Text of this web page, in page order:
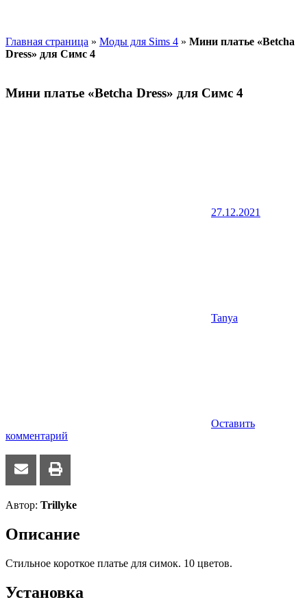
Главная страница » Моды для Sims 4 » Мини платье «Betcha
Dress» для Симс 4
Мини платье «Betcha Dress» для Симс 4
27.12.2021
Tanya
Оставить
комментарий
Автор: Trillyke
Описание
Стильное короткое платье для симок. 10 цветов.
Установка